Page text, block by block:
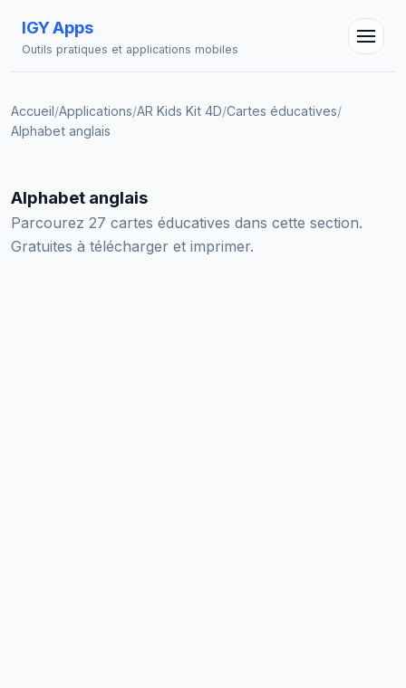
IGY Apps
Outils pratiques et applications mobiles
Accueil/Applications/AR Kids Kit 4D/Cartes éducatives/
Alphabet anglais
Alphabet anglais
Parcourez 27 cartes éducatives dans cette section.
Gratuites à télécharger et imprimer.
Assistant IGY
En ligne — Posez vos questions